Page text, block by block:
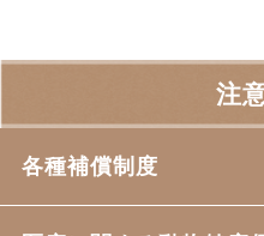
注
各種補償制度